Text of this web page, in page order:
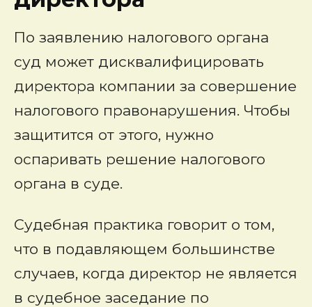
По заявлению налогового органа
суд может дисквалифицировать
директора компании за совершение
налогового правонарушения. Чтобы
защитится от этого, нужно
оспаривать решение налогового
органа в суде.
Судебная практика говорит о том,
что в подавляющем большинстве
случаев, когда директор не является
в судебное заседание по